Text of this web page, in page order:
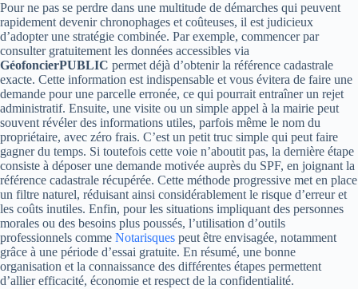
Pour ne pas se perdre dans une multitude de démarches qui peuvent
rapidement devenir chronophages et coûteuses, il est judicieux
d’adopter une stratégie combinée. Par exemple, commencer par
consulter gratuitement les données accessibles via
GéofoncierPUBLIC permet déjà d’obtenir la référence cadastrale
exacte. Cette information est indispensable et vous évitera de faire une
demande pour une parcelle erronée, ce qui pourrait entraîner un rejet
administratif. Ensuite, une visite ou un simple appel à la mairie peut
souvent révéler des informations utiles, parfois même le nom du
propriétaire, avec zéro frais. C’est un petit truc simple qui peut faire
gagner du temps. Si toutefois cette voie n’aboutit pas, la dernière étape
consiste à déposer une demande motivée auprès du SPF, en joignant la
référence cadastrale récupérée. Cette méthode progressive met en place
un filtre naturel, réduisant ainsi considérablement le risque d’erreur et
les coûts inutiles. Enfin, pour les situations impliquant des personnes
morales ou des besoins plus poussés, l’utilisation d’outils
professionnels comme Notarisques peut être envisagée, notamment
grâce à une période d’essai gratuite. En résumé, une bonne
organisation et la connaissance des différentes étapes permettent
d’allier efficacité, économie et respect de la confidentialité.